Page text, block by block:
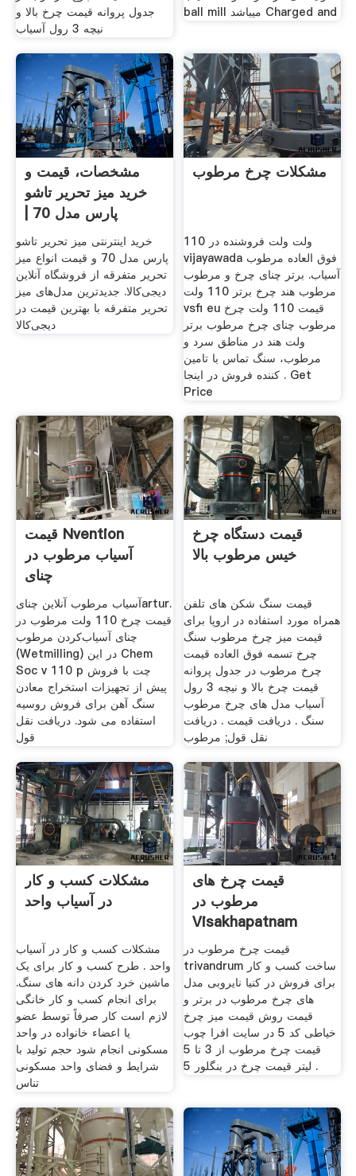
جدول پروانه قیمت چرخ بالا و
نیچه 3 رول آسیاب
ball mill میباشد Charged and
مشخصات، قیمت و
خرید میز تحریر تاشو
دیجی‌کالا
خرید اینترنتی میز تحریر تاشو
پارس مدل 70 و قیمت انواع میز
تحریر متفرقه از فروشگاه آنلاین
دیجی‌کالا. جدیدترین مدل‌های میز
تحریر متفرقه با بهترین قیمت در
دیجی‌کالا
مشکلات چرخ مرطوب
110 ولت ولت فروشنده در
vijayawada فوق العاده مرطوب
آسیاب. برتر چنای چرخ و مرطوب
مرطوب هند چرخ برتر 110 ولت
vsfi eu قیمت 110 ولت چرخ
مرطوب چنای چرخ مرطوب برتر
ولت هند در مناطق سرد و
مرطوب، سنگ تماس با تامین
کننده فروش در اینجا . Get
Price
قیمت Nvention
آسیاب مرطوب در
چنای
آسیاب مرطوب آنلاین چنایartur.
قیمت چرخ 110 ولت مرطوب در
چنای آسیاب‌کردن مرطوب
(Wetmilling) در این Chem
Soc v 110 p چت با فروش
پیش از تجهیزات استخراج معادن
سنگ آهن برای فروش روسیه
استفاده می شود. دریافت نقل
قول
قیمت دستگاه چرخ
خیس مرطوب بالا
قیمت سنگ شکن های تلفن
همراه مورد استفاده در اروپا برای
قیمت میز چرخ مرطوب سنگ
چرخ تسمه فوق العاده قیمت
چرخ مرطوب در جدول پروانه
قیمت چرخ بالا و نیچه 3 رول
آسیاب مدل های چرخ مرطوب
سنگ . دریافت قیمت . دریافت
نقل قول; مرطوب
مشکلات کسب و کار
در آسیاب واحد
مشکلات کسب و کار در آسیاب
واحد . طرح کسب و کار برای یک
ماشین خرد کردن دانه های سنگ.
برای انجام کسب و کار خانگی
لازم است کار صرفاً توسط عضو
یا اعضاء خانواده در واحد
مسکونی انجام شود حجم تولید با
شرایط و فضای واحد مسکونی
تناس
قیمت چرخ های
مرطوب در
Visakhapatnam
قیمت چرخ مرطوب در
trivandrum ساخت کسب و کار
برای فروش در کنیا نایروبی مدل
های چرخ مرطوب در برتر و
قیمت روش قیمت میز چرخ
خیاطی کد 5 در سایت افرا چوب
قیمت چرخ مرطوب از 3 تا 5
لیتر قیمت چرخ در بنگلور 5 .